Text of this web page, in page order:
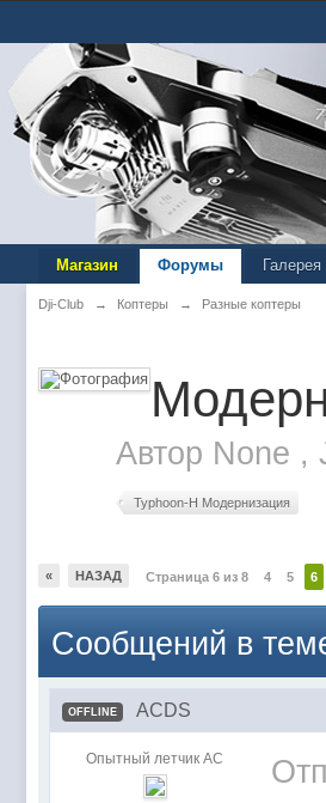
Магазин Форумы Галерея
Dji-Club → Коптеры → Разные коптеры
Автор None ,
Typhoon-H Модернизация
« НАЗАД Страница 6 из 8 4 5 6
Сообщений в
OFFLINE ACDS
Опытный летчик АС